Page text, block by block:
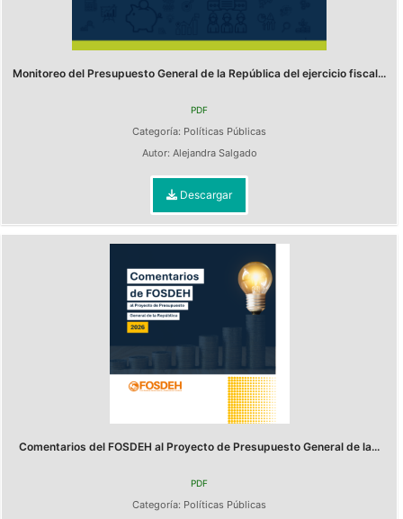
Monitoreo del Presupuesto General de la República del ejercicio fiscal...
PDF
Categoría: Políticas Públicas
Autor: Alejandra Salgado
Descargar
Comentarios del FOSDEH al Proyecto de Presupuesto General de la...
PDF
Categoría: Políticas Públicas